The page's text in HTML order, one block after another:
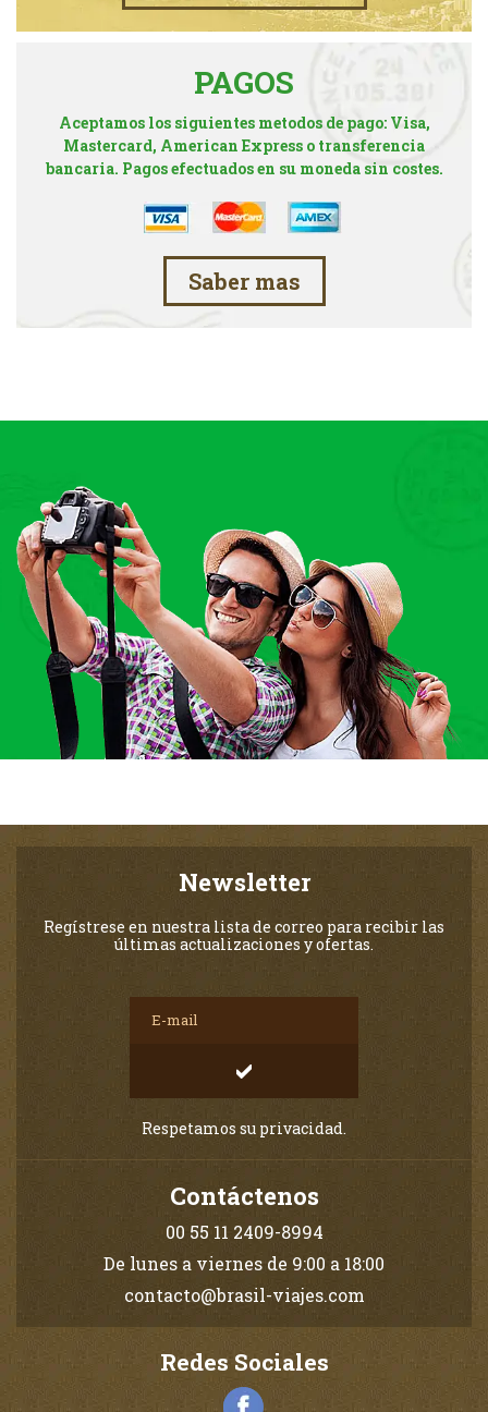
PAGOS
Aceptamos los siguientes metodos de pago: Visa,
Mastercard, American Express o transferencia
bancaria. Pagos efectuados en su moneda sin costes.
Saber mas
Newsletter
Regístrese en nuestra lista de correo para recibir las
últimas actualizaciones y ofertas.
Respetamos su privacidad.
Contáctenos
00 55 11 2409-8994
De lunes a viernes de 9:00 a 18:00
contacto@brasil-viajes.com
Redes Sociales